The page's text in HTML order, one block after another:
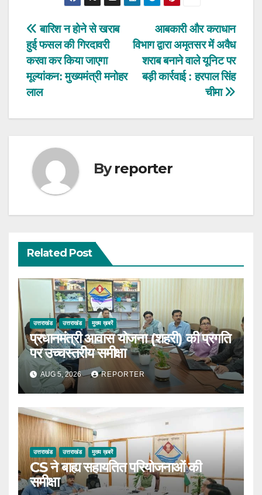
Post
navigation
आबकारी और कराधान
विभाग द्वारा अमृतसर में अवैध
शराब बनाने वाले यूनिट पर
बड़ी कार्रवाई : हरपाल सिंह
चीमा
बारिश न होने से खराब
हुई फसल की गिरदावरी
करवा कर किया जाएगा
मूल्यांकन: मुख्यमंत्री मनोहर
लाल
Byreporter
Related Post
उत्तराखंड उत्तराखंड मुख्य ख़बरें
प्रधानमंत्री आवास योजना (शहरी) की प्रगति
पर उच्चस्तरीय समीक्षा
AUG 5, 2026 REPORTER
उत्तराखंड उत्तराखंड मुख्य ख़बरें
CS ने बाह्य सहायतित परियोजनाओं की
समीक्षा